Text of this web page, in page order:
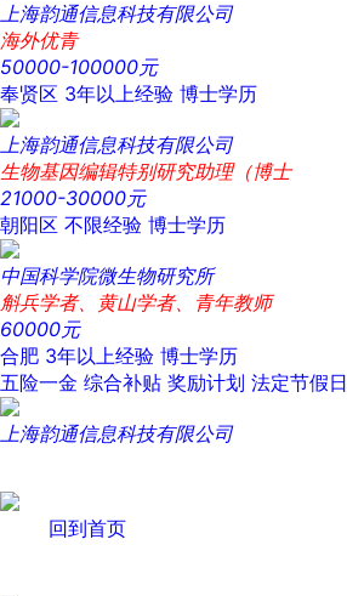
上海韵通信息科技有限公司
海外优青
50000-100000元
奉贤区 3年以上经验 博士学历
上海韵通信息科技有限公司
生物基因编辑特别研究助理（博士
21000-30000元
朝阳区 不限经验 博士学历
中国科学院微生物研究所
斛兵学者、黄山学者、青年教师
60000元
合肥 3年以上经验 博士学历
五险一金 综合补贴 奖励计划 法定节假日
上海韵通信息科技有限公司
回到首页